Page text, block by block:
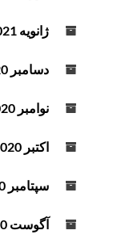
ژانویه 2021
دسامبر 2020
نوامبر 2020
اکتبر 2020
سپتامبر 2020
آگوست 2020